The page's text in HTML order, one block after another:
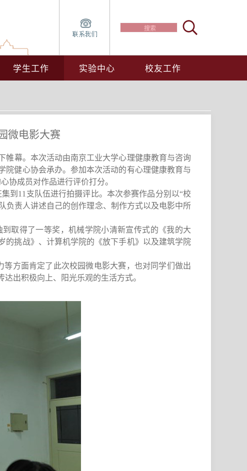
学生工作 实验中心 校友工作
微电影大赛
帷幕。本次活动由南京工业大学心理健康教育与咨询
院健心协会承办。 参加本次活动的有心理健康教育与
协成员对作品进行评价打分。
到 11 支队伍进行拍摄评比。 本次参赛作品分别以“校
负责人讲述自己的创作理念、 制作方式以及电影中所
到取得了一等奖 ，机械学院小清新宣传式的《我的大
的挑战》 、 计算机学院的《放下手机》以及建筑学院
等方面肯定了此次校园微电影大赛，也对同学们做出
达出积极向上、
阳光乐观的生活方式。